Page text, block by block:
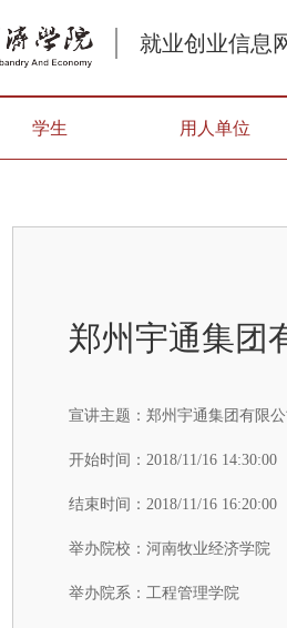
就业创业信息
学生 用人单位
郑州宇通集团
宣讲主题： 郑州宇通集团有限
开始时间： 2018/11/16 14:30:00
结束时间： 2018/11/16 16:20:00
举办院校： 河南牧业经济学院
举办院系： 工程管理学院